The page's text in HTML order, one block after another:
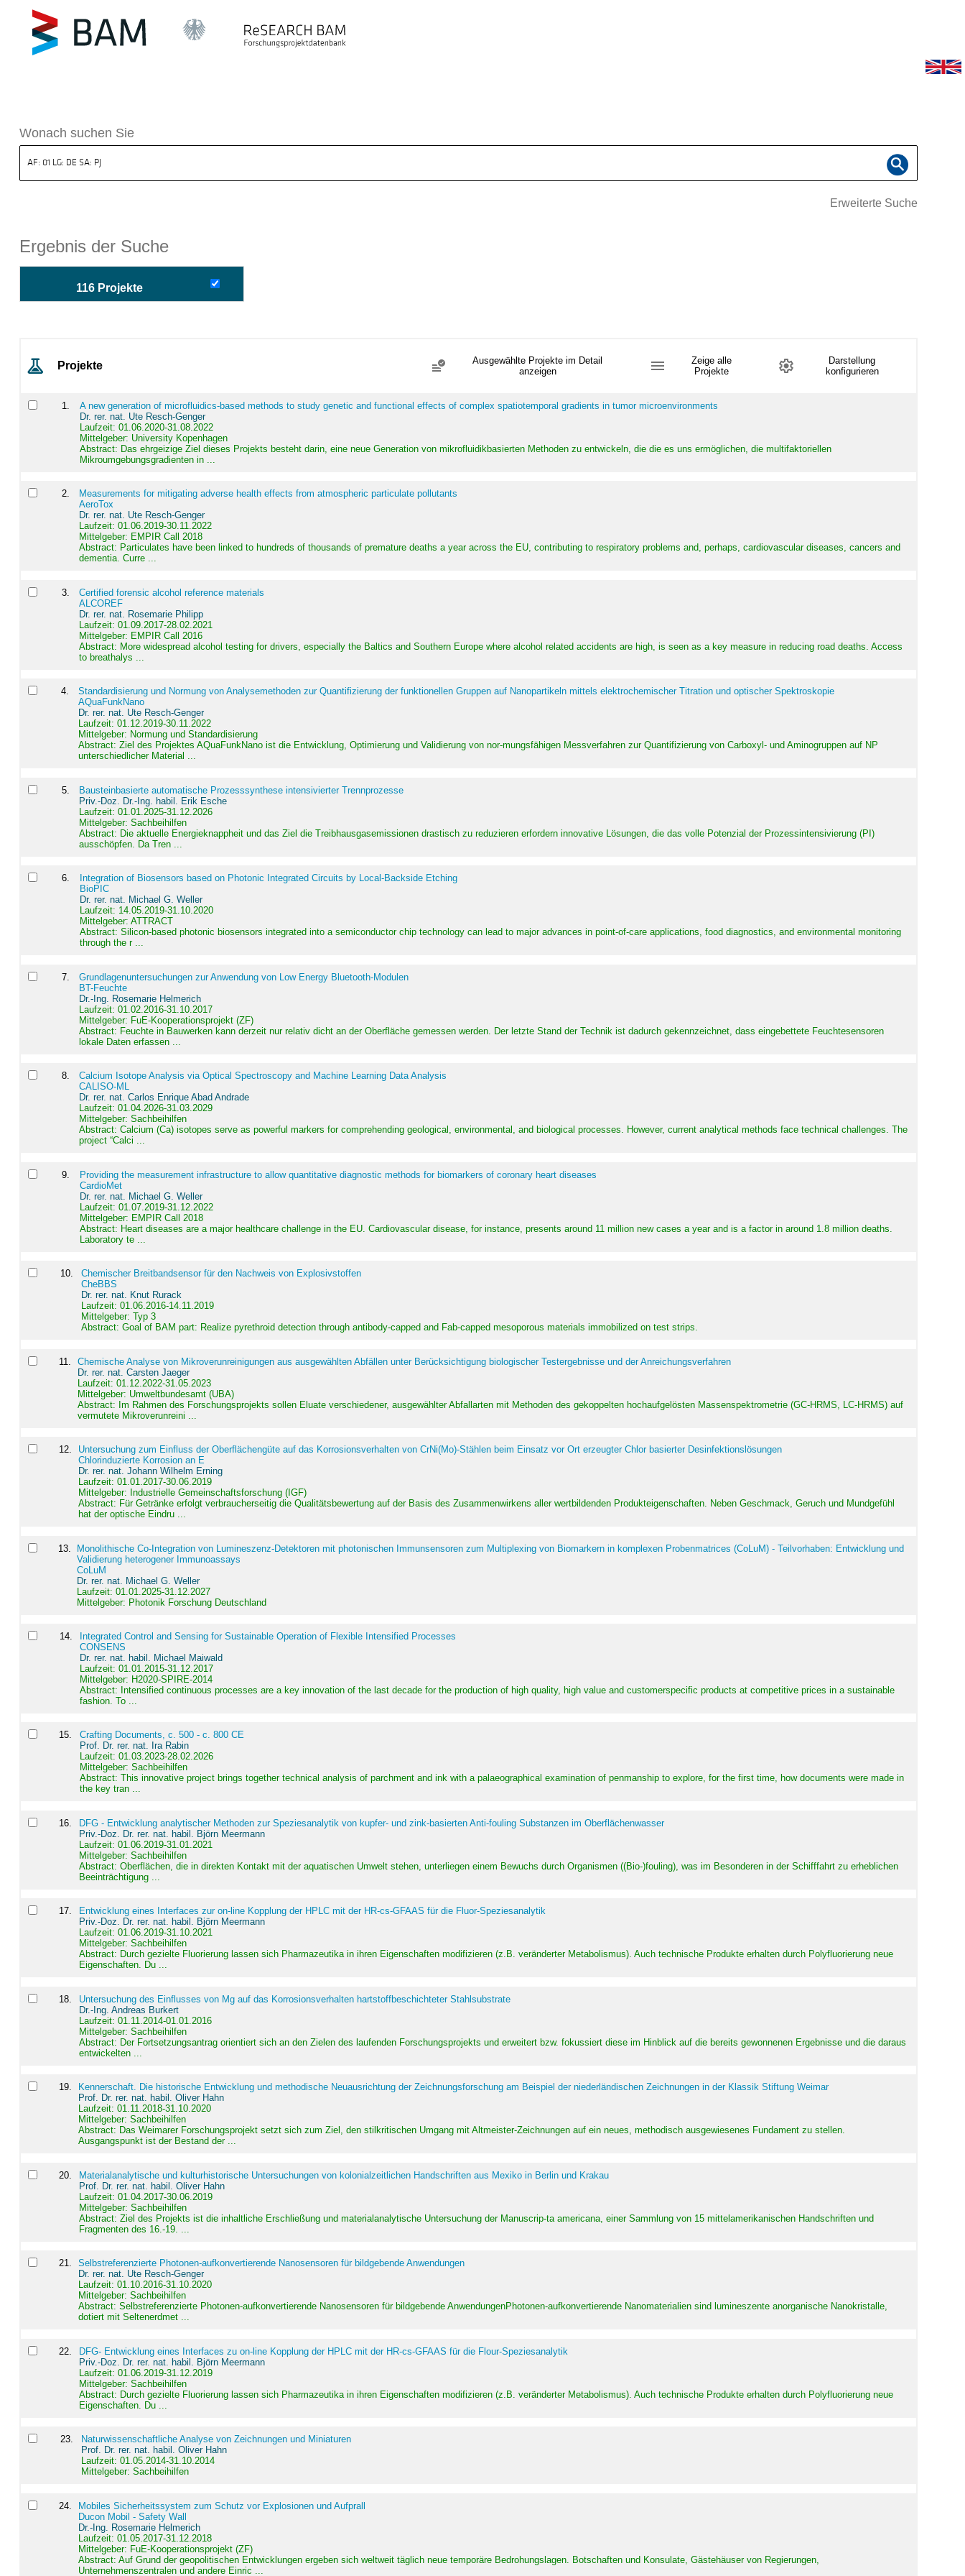
ReSEARCH BAM
Wonach suchen Sie
Erweiterte Suche
Ergebnis der Suche
116 Projekte
Projekte
Ausgewählte Projekte im Detail
anzeigen
Zeige alle
Projekte
Darstellung
konfigurieren
1
A new generation of microfluidics-based methods to study genetic and functional effects of complex spatiotemporal gradients in tumor microenvironments
Dr. rer. nat. Ute Resch-Genger
Laufzeit: 01.06.2020-31.08.2022
Mittelgeber: University Kopenhagen
Abstract: Das ehrgeizige Ziel dieses Projekts besteht darin, eine neue Generation von mikrofluidikbasierten Methoden zu entwickeln, die die es uns ermöglichen, die multifaktoriellen
Mikroumgebungsgradienten in ...
2.
Measurements for mitigating adverse health effects from atmospheric particulate pollutants
AeroTox
Dr. rer. nat. Ute Resch-Genger
Laufzeit: 01.06.2019-30.11.2022
Mittelgeber: EMPIR Call 2018
Abstract: Particulates have been linked to hundreds of thousands of premature deaths a year across the EU, contributing to respiratory problems and, perhaps, cardiovascular diseases, cancers and
dementia. Curre ...
3.
Certified forensic alcohol reference materials
ALCOREF
Dr. rer. nat. Rosemarie Philipp
Laufzeit: 01.09.2017-28.02.2021
Mittelgeber: EMPIR Call 2016
Abstract: More widespread alcohol testing for drivers, especially the Baltics and Southern Europe where alcohol related accidents are high, is seen as a key measure in reducing road deaths. Access
to breathalys ...
4.
Standardisierung und Normung von Analysemethoden zur Quantifizierung der funktionellen Gruppen auf Nanopartikeln mittels elektrochemischer Titration und optischer Spektroskopie
AQuaFunkNano
Dr. rer. nat. Ute Resch-Genger
Laufzeit: 01.12.2019-30.11.2022
Mittelgeber: Normung und Standardisierung
Abstract:Ziel des Projektes AQuaFunkNano ist die Entwicklung, Optimierung und Validierung von nor-mungsfähigen Messverfahren zur Quantifizierung von Carboxyl- und Aminogruppen auf NP
unterschiedlicher Material ...
5.
Bausteinbasierte automatische Prozesssynthese intensivierter Trennprozesse
Priv.-Doz. Dr.-Ing. habil. Erik Esche
Laufzeit: 01.01.2025-31.12.2026
Mittelgeber: Sachbeihilfen
Abstract: Die aktuelle Energieknappheit und das Ziel die Treibhausgasemissionen drastisch zu reduzieren erfordern innovative Lösungen, die das volle Potenzial der Prozessintensivierung (PI)
ausschöpfen. Da Tren ...
6.
Integration of Biosensors based on Photonic Integrated Circuits by Local-Backside Etching
BioPIC
Dr. rer. nat. Michael G. Weller
Laufzeit: 14.05.2019-31.10.2020
Mittelgeber: ATTRACT
Abstract: Silicon-based photonic biosensors integrated into a semiconductor chip technology can lead to major advances in point-of-care applications, food diagnostics, and environmental monitoring
through the r ...
7.
Grundlagenuntersuchungen zur Anwendung von Low Energy Bluetooth-Modulen
BT-Feuchte
Dr.-Ing. Rosemarie Helmerich
Laufzeit: 01.02.2016-31.10.2017
Mittelgeber: FuE-Kooperationsprojekt (ZF)
Abstract: Feuchte in Bauwerken kann derzeit nur relativ dicht an der Oberfläche gemessen werden. Der letzte Stand der Technik ist dadurch gekennzeichnet, dass eingebettete Feuchtesensoren
lokale Daten erfassen ...
8.
Calcium Isotope Analysis via Optical Spectroscopy and Machine Learning Data Analysis
CALISO-ML
Dr. rer. nat. Carlos Enrique Abad Andrade
Laufzeit: 01.04.2026-31.03.2029
Mittelgeber: Sachbeihilfen
Abstract:Calcium (Ca) isotopes serve as powerful markers for comprehending geological, environmental, and biological processes. However, current analytical methods face technical challenges. The
project “Calci ...
9
Providing the measurement infrastructure to allow quantitative diagnostic methods for biomarkers of coronary heart diseases
CardioMet
Dr. rer. nat. Michael G. Weller
Laufzeit: 01.07.2019-31.12.2022
Mittelgeber: EMPIR Call 2018
Abstract: Heart diseases are a major healthcare challenge in the EU. Cardiovascular disease, for instance, presents around 11 million new cases a year and is a factor in around 1.8 million deaths.
Laboratory te ...
10.
Chemischer Breitbandsensor für den Nachweis von Explosivstoffen
CheBBS
Dr. rer. nat. Knut Rurack
Laufzeit: 01.06.2016-14.11.2019
Mittelgeber: Typ 3
Abstract:Goal of BAM part: Realize pyrethroid detection through antibody-capped and Fab-capped mesoporous materials immobilized on test strips.
11
Chemische Analyse von Mikroverunreinigungen aus ausgewählten Abfällen unter Berücksichtigung biologischer Testergebnisse und der Anreichungsverfahren
Dr. rer. nat. Carsten Jaeger
Laufzeit: 01.12.2022-31.05.2023
Mittelgeber: Umweltbundesamt (UBA)
Abstract: Im Rahmen des Forschungsprojekts sollen Eluate verschiedener, ausgewählter Abfallarten mit Methoden des gekoppelten hochaufgelösten Massenspektrometrie (GC-HRMS, LC-HRMS) auf
vermutete Mikroverunreini ...
12.
Untersuchung zum Einfluss der Oberflächengüte auf das Korrosionsverhalten von CrNi(Mo)-Stählen beim Einsatz vor Ort erzeugter Chlor basierter Desinfektionslösungen
Chlorinduzierte Korrosion an E
Dr. rer. nat. Johann Wilhelm Erning
Laufzeit: 01.01.2017-30.06.2019
Mittelgeber: Industrielle Gemeinschaftsforschung (IGF)
Abstract: Für Getränke erfolgt verbraucherseitig die Qualitätsbewertung auf der Basis des Zusammenwirkens aller wertbildenden Produkteigenschaften. Neben Geschmack, Geruch und Mundgefühl
hat der optische Eindru ...
13.
Monolithische Co-Integration von Lumineszenz-Detektoren mit photonischen Immunsensoren zum Multiplexing von Biomarkern in komplexen Probenmatrices (CoLuM) - Teilvorhaben: Entwicklung und
Validierung heterogener Immunoassays
CoLuM
Dr. rer. nat. Michael G. Weller
Laufzeit: 01.01.2025-31.12.2027
Mittelgeber: Photonik Forschung Deutschland
14.
Integrated Control and Sensing for Sustainable Operation of Flexible Intensified Processes
CONSENS
Dr. rer. nat. habil. Michael Maiwald
Laufzeit: 01.01.2015-31.12.2017
Mittelgeber: H2020-SPIRE-2014
Abstract: Intensified continuous processes are a key innovation of the last decade for the production of high quality, high value and customerspecific products at competitive prices in a sustainable
fashion. To ...
15.
Crafting Documents, c. 500 - c. 800 CE
Prof. Dr. rer. nat. Ira Rabin
Laufzeit: 01.03.2023-28.02.2026
Mittelgeber: Sachbeihilfen
Abstract: This innovative project brings together technical analysis of parchment and ink with a palaeographical examination of penmanship to explore, for the first time, how documents were made in
the key tran ...
16
DFG - Entwicklung analytischer Methoden zur Speziesanalytik von kupfer- und zink-basierten Anti-fouling Substanzen im Oberflächenwasser
Priv.-Doz. Dr. rer. nat. habil. Björn Meermann
Laufzeit: 01.06.2019-31.01.2021
Mittelgeber: Sachbeihilfen
Abstract:Oberflächen, die in direkten Kontakt mit der aquatischen Umwelt stehen, unterliegen einem Bewuchs durch Organismen ((Bio-)fouling), was im Besonderen in der Schifffahrt zu erheblichen
Beeinträchtigung ...
17.
Entwicklung eines Interfaces zur on-line Kopplung der HPLC mit der HR-cs-GFAAS für die Fluor-Speziesanalytik
Priv.-Doz. Dr. rer. nat. habil. Björn Meermann
Laufzeit: 01.06.2019-31.10.2021
Mittelgeber: Sachbeihilfen
Abstract: Durch gezielte Fluorierung lassen sich Pharmazeutika in ihren Eigenschaften modifizieren (z.B. veränderter Metabolismus). Auch technische Produkte erhalten durch Polyfluorierung neue
Eigenschaften. Du ...
18
Untersuchung des Einflusses von Mg auf das Korrosionsverhalten hartstoffbeschichteter Stahlsubstrate
Dr.-Ing. Andreas Burkert
Laufzeit: 01.11.2014-01.01.2016
Mittelgeber: Sachbeihilfen
Abstract: Der Fortsetzungsantrag orientiert sich an den Zielen des laufenden Forschungsprojekts und erweitert bzw. fokussiert diese im Hinblick auf die bereits gewonnenen Ergebnisse und die daraus
entwickelten ...
19.
Kennerschaft. Die historische Entwicklung und methodische Neuausrichtung der Zeichnungsforschung am Beispiel der niederländischen Zeichnungen in der Klassik Stiftung Weimar
Prof. Dr. rer. nat. habil. Oliver Hahn
Laufzeit: 01.11.2018-31.10.2020
Mittelgeber: Sachbeihilfen
Abstract: Das Weimarer Forschungsprojekt setzt sich zum Ziel, den stilkritischen Umgang mit Altmeister-Zeichnungen auf ein neues, methodisch ausgewiesenes Fundament zu stellen.
Ausgangspunkt ist der Bestand der ...
20
Materialanalytische und kulturhistorische Untersuchungen von kolonialzeitlichen Handschriften aus Mexiko in Berlin und Krakau
Prof. Dr. rer. nat. habil. Oliver Hahn
Laufzeit: 01.04.2017-30.06.2019
Mittelgeber: Sachbeihilfen
Abstract: Ziel des Projekts ist die inhaltliche Erschließung und materialanalytische Untersuchung der Manuscrip-ta americana, einer Sammlung von 15 mittelamerikanischen Handschriften und
Fragmenten des 16.-19. ...
21.
Selbstreferenzierte Photonen-aufkonvertierende Nanosensoren für bildgebende Anwendungen
Dr. rer. nat. Ute Resch-Genger
Laufzeit: 01.10.2016-31.10.2020
Mittelgeber: Sachbeihilfen
Abstract:Selbstreferenzierte Photonen-aufkonvertierende Nanosensoren für bildgebende AnwendungenPhotonen-aufkonvertierende Nanomaterialien sind lumineszente anorganische Nanokristalle,
dotiert mit Seltenerdmet ...
22
DFG- Entwicklung eines Interfaces zu on-line Kopplung der HPLC mit der HR-cs-GFAAS für die Flour-Speziesanalytik
Priv.-Doz. Dr. rer. nat. habil. Björn Meermann
Laufzeit: 01.06.2019-31.12.2019
Mittelgeber: Sachbeihilfen
Abstract: Durch gezielte Fluorierung lassen sich Pharmazeutika in ihren Eigenschaften modifizieren (z.B. veränderter Metabolismus). Auch technische Produkte erhalten durch Polyfluorierung neue
Eigenschaften. Du ...
23.
Naturwissenschaftliche Analyse von Zeichnungen und Miniaturen
Prof. Dr. rer. nat. habil. Oliver Hahn
Laufzeit: 01.05.2014-31.10.2014
Mittelgeber: Sachbeihilfen
24.
Mobiles Sicherheitssystem zum Schutz vor Explosionen und Aufprall
Ducon Mobil - Safety Wall
Dr.-Ing. Rosemarie Helmerich
Laufzeit: 01.05.2017-31.12.2018
Mittelgeber: FuE-Kooperationsprojekt (ZF)
Abstract:Auf Grund der geopolitischen Entwicklungen ergeben sich weltweit täglich neue temporäre Bedrohungslagen. Botschaften und Konsulate, Gästehäuser von Regierungen,
Unternehmenszentralen und andere Einric ...